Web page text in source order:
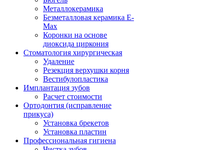
Металлокерамика
Безметалловая керамика E-
Max
Коронки на основе
диоксида циркония
Стоматология хирургическая
Удаление
Резекция верхушки корня
Вестибулопластика
Имплантация зубов
Расчет стоимости
Ортодонтия (исправление
прикуса)
Установка брекетов
Установка пластин
Профессиональная гигиена